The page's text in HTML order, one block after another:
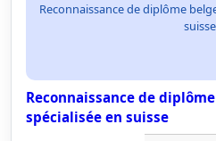
Reconnaissance de diplôme
suisse
Reconnaissance de
spécialisée en suisse